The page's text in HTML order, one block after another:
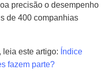
precisão o desempenho
de 400 companhias
leia este artigo: Índice
fazem parte?